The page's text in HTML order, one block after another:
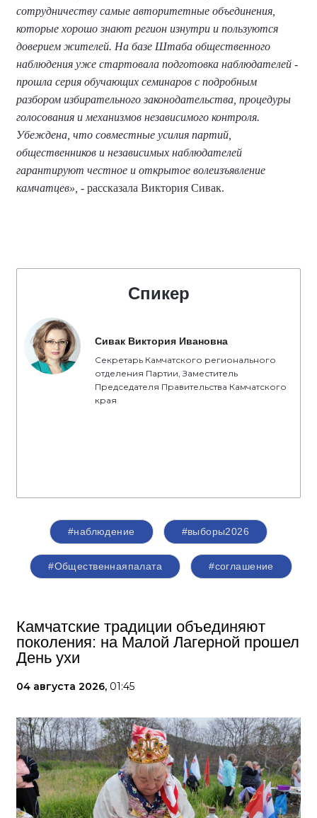
сотрудничеству самые авторитетные объединения,
которые хорошо знают регион изнутри и пользуются
доверием жителей. На базе Штаба общественного
наблюдения уже стартовала подготовка наблюдателей -
прошла серия обучающих семинаров с подробным
разбором избирательного законодательства, процедуры
голосования и механизмов независимого контроля.
Убеждена, что совместные усилия партий,
общественников и независимых наблюдателей
гарантируют честное и открытое волеизъявление
камчатцев», - рассказала Виктория Сивак.
Спикер
Сивак Виктория Ивановна
Секретарь Камчатского регионального
отделения Партии, Заместитель
Председателя Правительства Камчатского
края
#наблюдение #выборы2026
#Общественнаяпалата #соглашение
Камчатские традиции объединяют
поколения: на Малой Лагерной прошел
День ухи
04 августа 2026, 01:45